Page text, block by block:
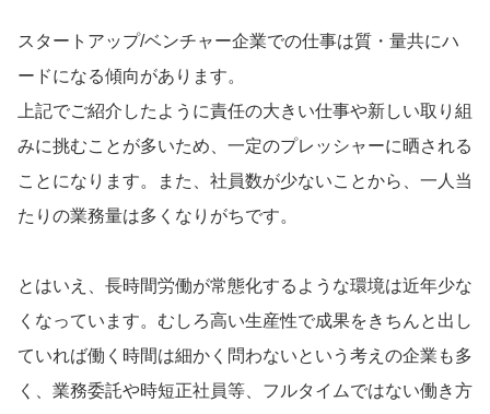
スタートアップ/ベンチャー企業での仕事は質・量共にハ
ードになる傾向があります。
上記でご紹介したように責任の大きい仕事や新しい取り組
みに挑むことが多いため、一定のプレッシャーに晒される
ことになります。また、社員数が少ないことから、一人当
たりの業務量は多くなりがちです。
とはいえ、長時間労働が常態化するような環境は近年少な
くなっています。むしろ高い生産性で成果をきちんと出し
ていれば働く時間は細かく問わないという考えの企業も多
く、業務委託や時短正社員等、フルタイムではない働き方